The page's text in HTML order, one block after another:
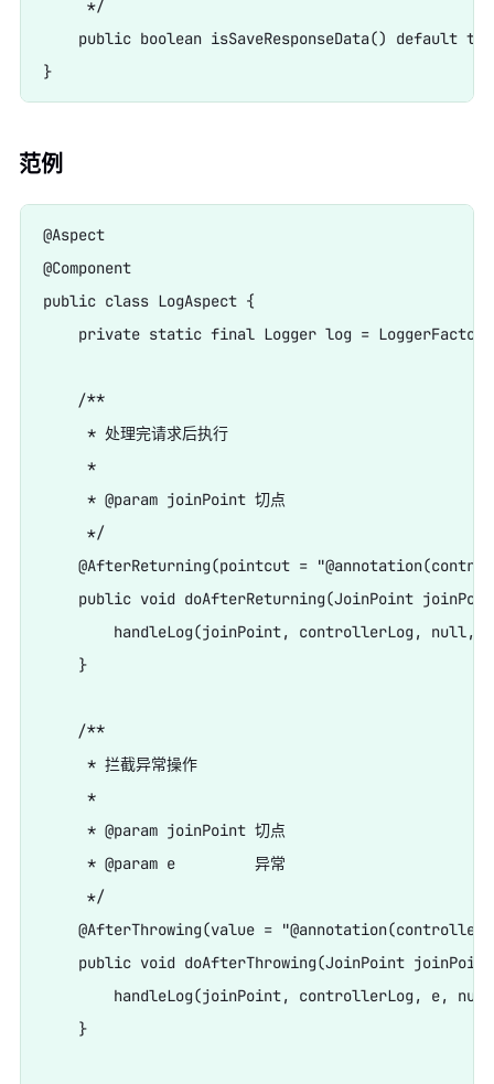
     */
public boolean isSaveResponseData() default
范例
@Aspect
@Component
public class LogAspect {
private static final Logger log =
    /**
     * 处理完请求后执行
     *
     * @param joinPoint 切点
     */
@AfterReturning(pointcut =
public void doAfterReturning(JoinPoint
handleLog(joinPoint, controllerLog, null,
    }
    /**
     * 拦截异常操作
     *
     * @param joinPoint 切点
     * @param e         异常
     */
@AfterThrowing(value =
public void doAfterThrowing(JoinPoint
handleLog(joinPoint, controllerLog, e,
    }